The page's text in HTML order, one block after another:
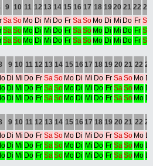
9 10 11 12 13 14 15 16 17 18 1920 21 22 23
SaSo Mo Di Mi Do Fr SaSo Mo Di Mi Do Fr Sa
SaSo Mo Di Mi Do Fr SaSo Mo Di Mi Do Fr Sa
SaSo Mo Di Mi Do Fr SaSo Mo Di Mi Do Fr Sa
9 10 11 12 13 14 15 16 17 18 19 20 21 22 23
Di Mi Do Fr SaSo Mo Di Mi Do Fr SaSo Mo Di
Di Mi Do Fr SaSo Mo Di Mi Do Fr SaSo Mo Di
Di Mi Do Fr SaSo Mo Di Mi Do Fr SaSo Mo Di
9 10 11 12 13 14 15 16 17 18 19 20 21 22 23
Di Mi Do Fr SaSo Mo Di Mi Do Fr SaSo Mo Di
Di Mi Do Fr SaSo Mo Di Mi Do Fr SaSo Mo Di
Di Mi Do Fr SaSo Mo Di Mi Do Fr SaSo Mo Di